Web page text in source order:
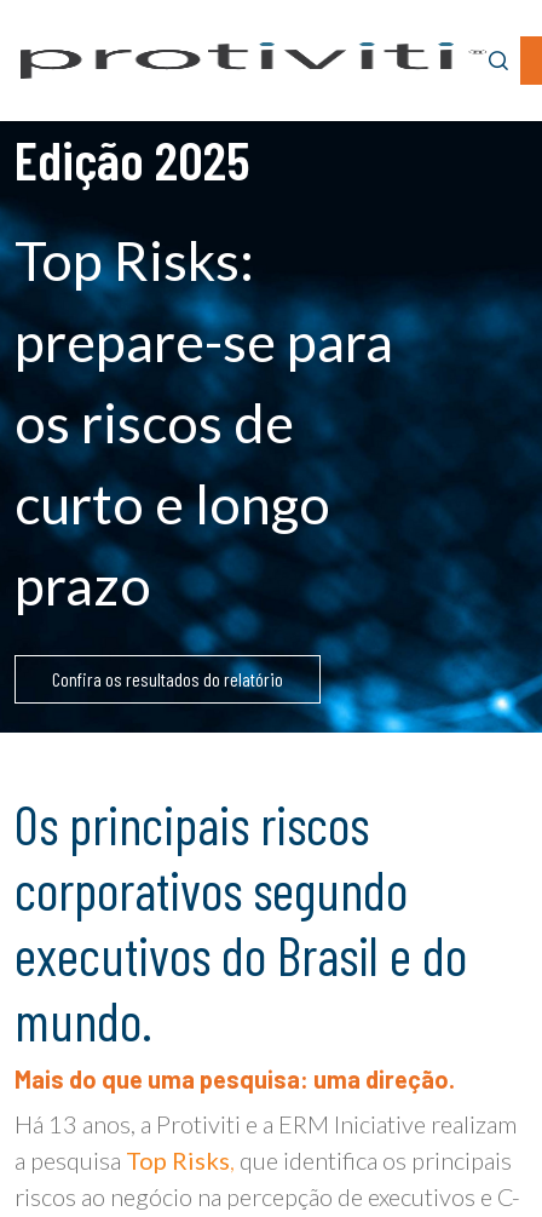
Edição 2025
Top Risks:
prepare-se para
os riscos de
curto e longo
prazo
Confira os resultados do relatório
Os principais riscos
corporativos segundo
executivos do Brasil e do
mundo.
Mais do que uma pesquisa: uma direção.
Há 13 anos, a Protiviti e a ERM Iniciative realizam
a pesquisa Top Risks, que identifica os principais
riscos ao negócio na percepção de executivos e C-